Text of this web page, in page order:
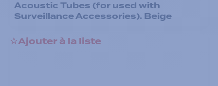
Acoustic Tubes (for used with
Surveillance Accessories). Beige
Ajouter à la liste